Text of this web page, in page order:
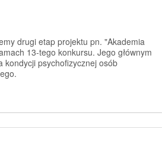
drugi etap projektu pn. "Akademia
13-tego konkursu. Jego głównym
kondycji psychofizycznej osób